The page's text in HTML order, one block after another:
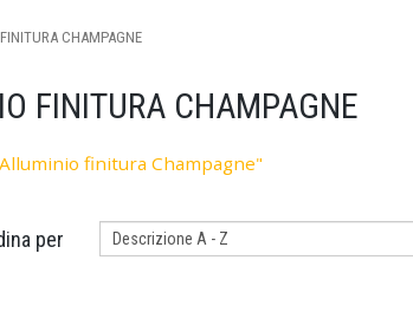
CHAMPAGNE
FINITURA CHAMPAGNE
finitura Champagne"
per